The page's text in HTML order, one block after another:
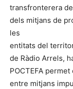
transfronterera
dels mitjans de
les
entitats del
de Ràdio Arrels,
POCTEFA
entre mitjans